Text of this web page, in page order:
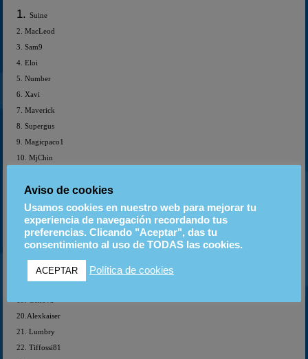
1.Suine
2. MacLeod
3. Sam9
4. Eloi
5. Number
6. Xavi
7. Maverick
8. Supergus
9. Magicpaco1
10. MjChin
12. Janss75
13.xpg_____________
14 cristianferr
15. Pericu
17. Pekarting
20.Alexkaiser
21. Lumbry
22. Tiffossi81
Aviso de cookies
Usamos cookies en nuestro web para mejorar tu
experiencia de navegación recordando tus
preferencias. Clicando "Aceptar", das tu
consentimiento al uso de TODAS las cookies.
ACEPTAR Política de cookies